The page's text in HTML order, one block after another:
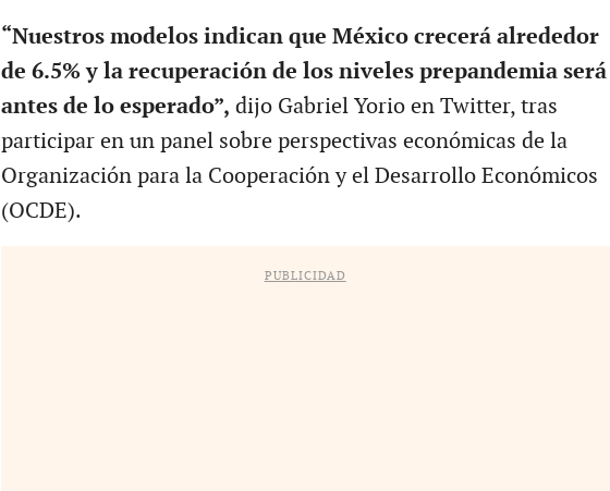
“Nuestros modelos indican que México crecerá alrededor
de 6.5% y la recuperación de los niveles prepandemia será
antes de lo esperado”, dijo Gabriel Yorio en Twitter, tras
participar en un panel sobre perspectivas económicas de la
Organización para la Cooperación y el Desarrollo Económicos
(OCDE).
PUBLICIDAD